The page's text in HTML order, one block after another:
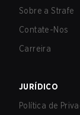
Sobre a Strafe
Contate-Nos
Carreira
JURÍDICO
Política de